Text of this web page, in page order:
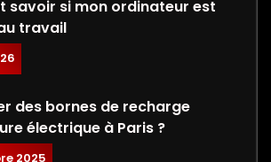
savoir si mon ordinateur est
travail
des bornes de recharge
électrique à Paris ?
2025